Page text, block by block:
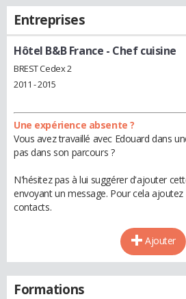
Entreprises
Hôtel B&B France - Chef cuisine
BREST Cedex 2
2011 - 2015
Une expérience absente ?
Vous avez travaillé avec Edouard dans
pas dans son parcours ?
N'hésitez pas à lui suggérer d'ajouter
envoyant un message. Pour cela
contacts.
Ajouter
Formations